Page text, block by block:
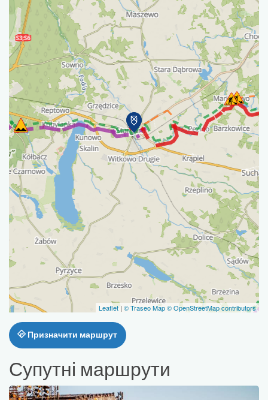
Leaflet | © Traseo Map© OpenStreetMap contributors
Призначити маршрут
Супутні маршрути